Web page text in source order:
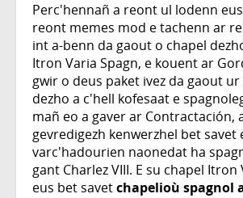
Perc'hennañ a reont ul lodenn
reont memes mod e tachenn ar
int a-benn da gaout o chapel
Itron Varia Spagn, e kouent ar
gwir o deus paket ivez da gaout
dezho a c'hell kofesaat e
mañ eo a gaver ar Contractación,
gevredigezh kenwerzhel bet savet
varc'hadourien naonedat ha
gant Charlez VIII. E su chapel Itron
eus bet savetchapelioù spagnol